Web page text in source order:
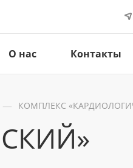
О нас Контакты
— КОМПЛЕКС